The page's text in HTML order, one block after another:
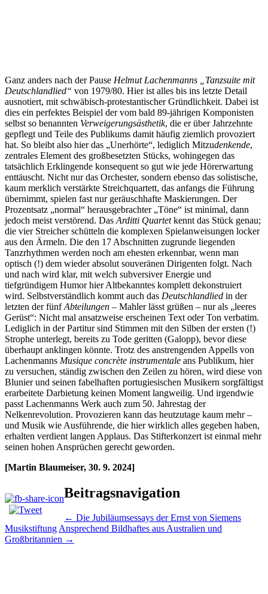
Ganz anders nach der Pause Helmut Lachenmanns
„Tanzsuite mit
Deutschlandlied“ von 1979/80. Hier ist alles bis ins letzte Detail
ausnotiert, mit schwäbisch-protestantischer Gründlichkeit. Dabei ist
dies ein perfektes Beispiel der vom bald 89-jährigen Komponisten
selbst so benannten Verweigerungsästhetik, die er über Jahrzehnte
gepflegt und Teile des Publikums damit häufig ziemlich provoziert
hat. So bleibt also hier das „Unerhörte“, lediglich Mitzudenkende,
zentrales Element des großbesetzten Stücks, wohingegen das
tatsächlich Erklingende konsequent so gut wie jede Hörerwartung
enttäuscht. Nicht nur das Orchester, sondern ebenso das solistische,
kaum merklich verstärkte Streichquartett, das anfangs die Führung
übernimmt, spielen fast nur geräuschhafte Maskierungen. Der
Prozentsatz „normal“ herausgebrachter „Töne“ ist minimal, dann
jedoch meist verstörend. Das Arditti Quartetkennt das Stück genau;
die vier Streicher schütteln die komplexen Spielanweisungen locker
aus den Ärmeln. Die den 17 Abschnitten zugrunde liegenden
Tanzrhythmen werden noch am ehesten erkennbar, wenn man
optisch (!) dem wieder absolut souveränen Dirigenten folgt. Nach
und nach wird klar, mit welch subversiver Energie und
tiefgründigem Humor hier Altbekanntes komplett dekonstruiert
wird. Selbstverständlich kommt auch das Deutschlandlied in der
letzten der fünfAbteilungen – Mahler lässt grüßen – nur als „leeres
Gerüst“: Nicht mal ansatzweise erscheinen Text oder Ton verbatim.
Lediglich in der Partitur sind Stimmen mit den Silben der ersten (!)
Strophe unterlegt, bereits zu Tode geritten (Galopp), bevor diese
überhaupt anklingen könnte. Trotz des anstrengenden Appells von
Lachenmanns Musique concrète instrumentale ans Publikum, hier
zu versuchen, ständig zwischen den Zeilen zu hören, wird diese von
Blunier und seinen fabelhaften portugiesischen Musikern sorgfältigst
erarbeitete Darbietung keinen Moment langweilig. Und irgendwie
passt Lachenmanns Werk auch zum 50. Jahrestag der
Nelkenrevolution. Provozieren kann das heutzutage kaum mehr –
und Musik wie Ausführende, die hier wirklich alles gegeben haben,
erhalten verdient langen Applaus. Das Stifterkonzert ist einmal mehr
seinen hohen Ansprüchen gerecht geworden.
[Martin Blaumeiser, 30. 9. 2024]
Beitragsnavigation
← Die Jubiläumsessays der Ernst von Siemens
MusikstiftungAnsprechend Bildhaftes aus Australien und
Großbritannien →